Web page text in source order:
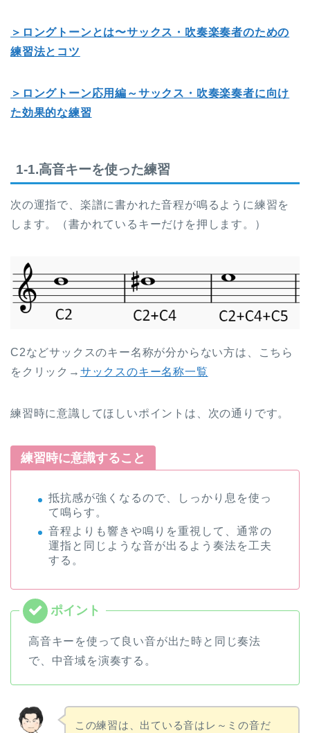
＞ロングトーンとは〜サックス・吹奏楽奏者のための
練習法とコツ
＞ロングトーン応用編～サックス・吹奏楽奏者に向け
た効果的な練習
1-1.高音キーを使った練習
次の運指で、楽譜に書かれた音程が鳴るように練習を
します。（書かれているキーだけを押します。）
C2などサックスのキー名称が分からない方は、こちら
をクリック→ サックスのキー名称一覧
練習時に意識してほしいポイントは、次の通りです。
練習時に意識すること
抵抗感が強くなるので、しっかり息を使っ
て鳴らす。
音程よりも響きや鳴りを重視して、通常の
運指と同じような音が出るよう奏法を工夫
する。
高音キーを使って良い音が出た時と同じ奏法
で、中音域を演奏する。
この練習は、出ている音はレ～ミの音だ